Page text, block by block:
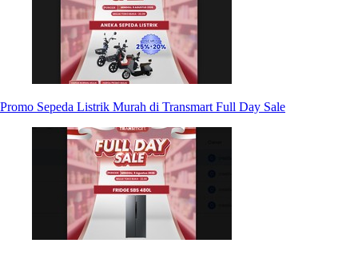
Promo Sepeda Listrik Murah di Transmart Full Day Sale